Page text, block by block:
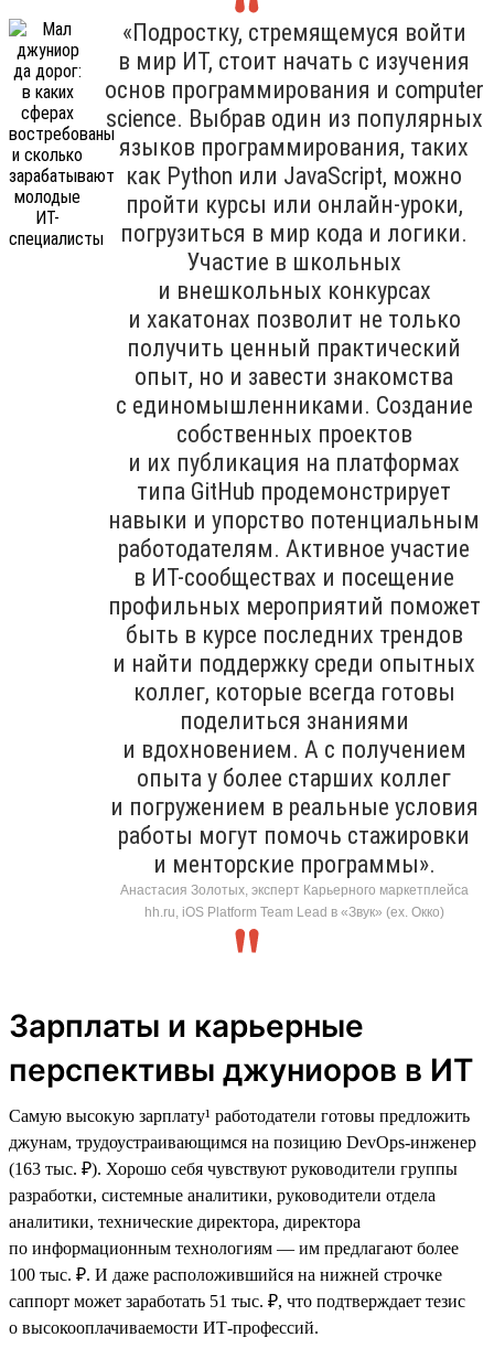
«Подростку, стремящемуся войти
в мир ИТ, стоит начать с изучения
основ программирования и computer
science. Выбрав один из популярных
языков программирования, таких
как Python или JavaScript, можно
пройти курсы или онлайн-уроки,
погрузиться в мир кода и логики.
Участие в школьных
и внешкольных конкурсах
и хакатонах позволит не только
получить ценный практический
опыт, но и завести знакомства
с единомышленниками. Создание
собственных проектов
и их публикация на платформах
типа GitHub продемонстрирует
навыки и упорство потенциальным
работодателям. Активное участие
в ИТ-сообществах и посещение
профильных мероприятий поможет
быть в курсе последних трендов
и найти поддержку среди опытных
коллег, которые всегда готовы
поделиться знаниями
и вдохновением. А с получением
опыта у более старших коллег
и погружением в реальные условия
работы могут помочь стажировки
и менторские программы».
Анастасия Золотых, эксперт Карьерного маркетплейса
hh.ru, iOS Platform Team Lead в «Звук» (ex. Окко)
Зарплаты и карьерные
перспективы джуниоров в ИТ
Самую высокую зарплату¹ работодатели готовы предложить
джунам, трудоустраивающимся на позицию DevOps-инженер
(163 тыс. ₽). Хорошо себя чувствуют руководители группы
разработки, системные аналитики, руководители отдела
аналитики, технические директора, директора
по информационным технологиям — им предлагают более
100 тыс. ₽. И даже расположившийся на нижней строчке
саппорт может заработать 51 тыс. ₽, что подтверждает тезис
о высокооплачиваемости ИТ-профессий.